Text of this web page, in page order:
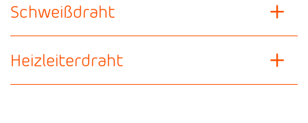
Schweißdraht
Heizleiterdraht